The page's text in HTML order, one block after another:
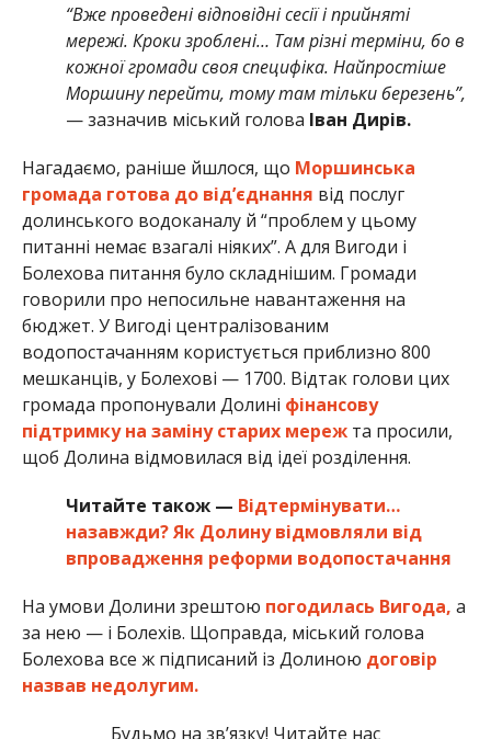
“Вже проведені відповідні сесії і прийняті
мережі. Кроки зроблені… Там різні терміни, бо в
кожної громади своя специфіка. Найпростіше
Моршину перейти, тому там тільки березень”,
— зазначив міський голова Іван Дирів.
Нагадаємо, раніше йшлося, що Моршинська
громада готова до від’єднання від послуг
долинського водоканалу й “проблем у цьому
питанні немає взагалі ніяких”. А для Вигоди і
Болехова питання було складнішим. Громади
говорили про непосильне навантаження на
бюджет. У Вигоді централізованим
водопостачанням користується приблизно 800
мешканців, у Болехові — 1700. Відтак голови цих
громада пропонували Долині фінансову
підтримку на заміну старих мережта просили,
щоб Долина відмовилася від ідеї розділення.
Читайте також — Відтермінувати…
назавжди? Як Долину відмовляли від
впровадження реформи водопостачання
На умови Долини зрештою погодилась Вигода, а
за нею — і Болехів. Щоправда, міський голова
Болехова все ж підписаний із Долиною договір
назвав недолугим.
Будьмо на зв’язку! Читайте нас